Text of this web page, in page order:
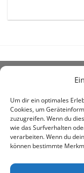
Um dir ein optimales
Cookies, um
zuzugreifen. Wenn du
wie das Surfverhalten
verarbeiten. Wenn du
können bestimmte
um den Kauf